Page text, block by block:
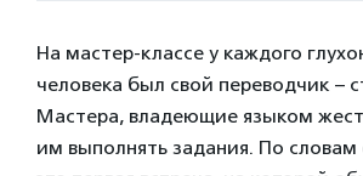
На мастер-классе у каждого
человека был свой переводчик –
Мастера, владеющие языком
им выполнять задания. По словам